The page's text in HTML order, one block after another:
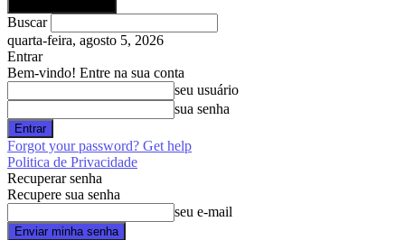
Buscar
quarta-feira, agosto 5, 2026
Entrar
Bem-vindo! Entre na sua conta
seu usuário
sua senha
Forgot your password? Get help
Politica de Privacidade
Recuperar senha
Recupere sua senha
seu e-mail